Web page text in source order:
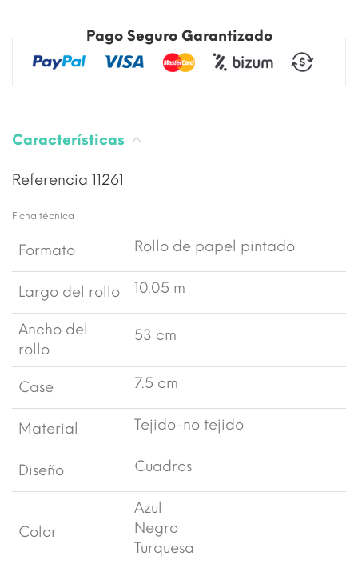
Pago Seguro Garantizado
Características
Referencia 11261
Ficha técnica
Formato Rollo de papel pintado
Largo del rollo 10.05 m
Ancho del
rollo
53 cm
Case 7.5 cm
Material Tejido-no tejido
Diseño Cuadros
Color
Azul
Negro
Turquesa